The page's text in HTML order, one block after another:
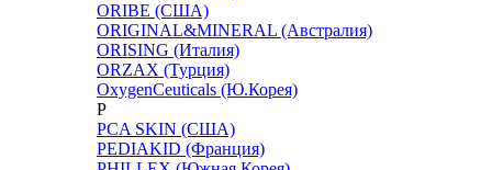
ORIBE (США)
ORIGINAL&MINERAL (Австралия)
ORISING (Италия)
ORZAX (Турция)
OxygenCeuticals (Ю.Корея)
P
PCA SKIN (США)
PEDIAKID (Франция)